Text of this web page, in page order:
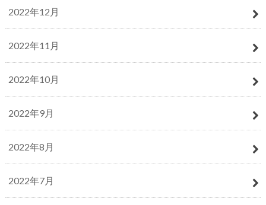
2022年12月
2022年11月
2022年10月
2022年9月
2022年8月
2022年7月